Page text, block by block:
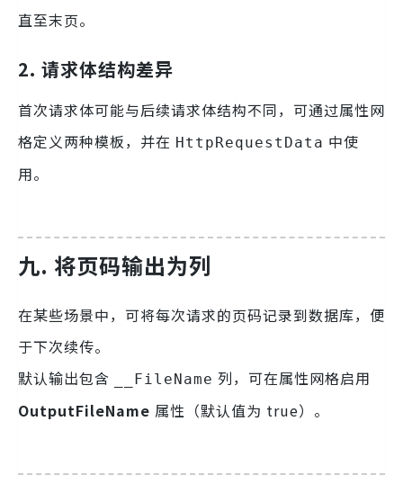
直至末页。
2. 请求体结构差异
首次请求体可能与后续请求体结构不同，可通过属性网
格定义两种模板，并在 HttpRequestData 中使
用。
九. 将页码输出为列
在某些场景中，可将每次请求的页码记录到数据库，便
于下次续传。
默认输出包含
__FileName 列，可在属性网格启用
OutputFileName 属性（默认值为 true）。